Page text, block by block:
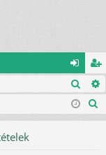
el
ép
eg
is